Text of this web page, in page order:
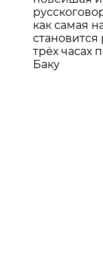
как самая
становится
трёх часах
Баку